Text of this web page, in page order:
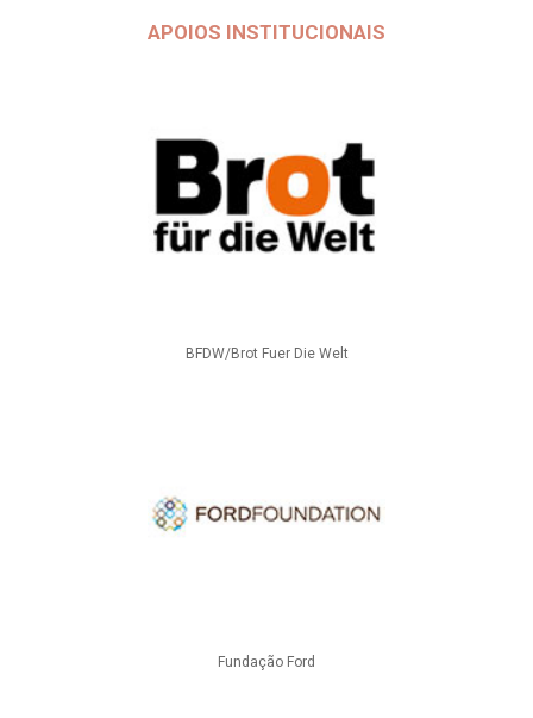
APOIOS INSTITUCIONAIS
BFDW/Brot Fuer Die Welt
Fundação Ford